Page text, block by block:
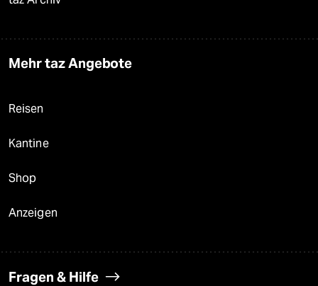
Mehr taz Angebote
Reisen
Kantine
Shop
Anzeigen
Fragen & Hilfe